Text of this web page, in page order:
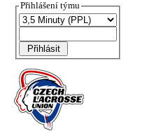
Přihlášení týmu